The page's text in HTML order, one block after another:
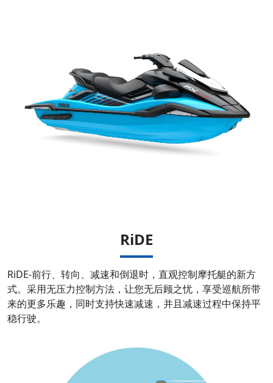
RiDE
RiDE-前行、转向、减速和倒退时，直观控制摩托艇的新方
式。采用无压力控制方法，让您无后顾之忧，享受巡航所带
来的更多乐趣，同时支持快速减速，并且减速过程中保持平
稳行驶。